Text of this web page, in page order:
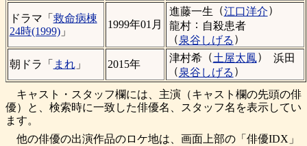
ドラマ「 救命病棟
24時(1999)」
1999年01月
進藤一生 （江口洋介）
龍村： 自殺患者
（泉谷しげる ）
朝ドラ「 まれ」 2015年
津村希（土屋太鳳）
浜田
（泉谷しげる ）
キャスト・スタッフ欄には、主演（キャスト欄の先頭の俳
優）と、検索時に一致した俳優名、スタッフ名を表示してい
ます。
他の俳優の出演作品のロケ地は、画面上部の「俳優IDX」